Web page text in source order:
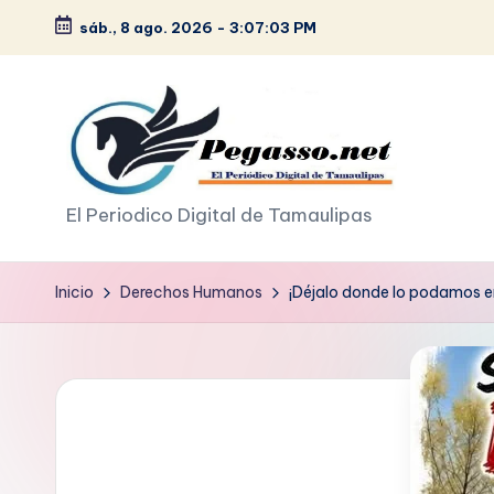
Saltar
contenido
sáb., 8 ago. 2026 - 3:07:04 PM
p
e
g
El Periodico Digital de Tamaulipas
Inicio Derechos Humanos ¡Déjalo donde lo podamos